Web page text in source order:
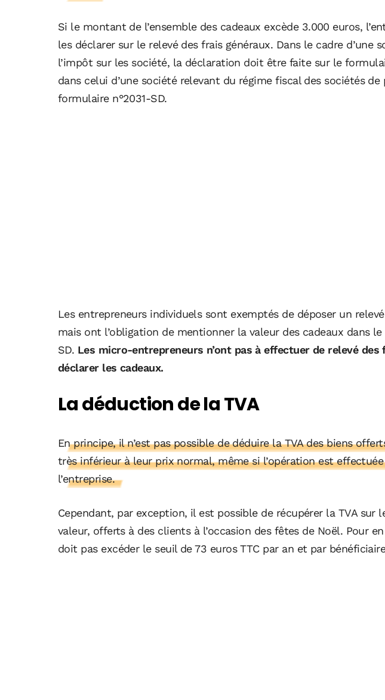
Si le montant de l’ensemble des cadeaux excède 3.000 euros,
les déclarer sur le relevé des frais généraux. Dans le cadre d’une
l’impôt sur les société, la déclaration doit être faite sur le
dans celui d’une société relevant du régime fiscal des sociétés de
formulaire n°2031-SD.
Les entrepreneurs individuels sont exemptés de déposer un
mais ont l’obligation de mentionner la valeur des cadeaux dans
SD. Les micro-entrepreneurs n’ont pas à effectuer de relevé des
déclarer les cadeaux.
La déduction de la TVA
En principe, il n’est pas possible de déduire la TVA des biens
très inférieur à leur prix normal, même si l’opération est
l’entreprise.
Cependant, par exception, il est possible de récupérer la TVA sur
valeur, offerts à des clients à l’occasion des fêtes de Noël. Pour
doit pas excéder le seuil de 73 euros TTC par an et par